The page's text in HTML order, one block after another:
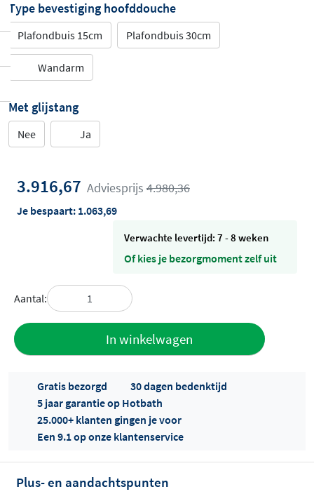
Type bevestiging hoofddouche
Plafondbuis 15cm Plafondbuis 30cm
Wandarm
Met glijstang
Nee Ja
3.916,67 Adviesprijs 4.980,36
Je bespaart: 1.063,69
Verwachte levertijd: 7 - 8 weken
Of kies je bezorgmoment zelf uit
Aantal:
In winkelwagen
Offertes
Gratis bezorgd
30 dagen bedenktijd
5 jaar garantie op Hotbath
25.000+ klanten gingen je voor
Een 9.1 op onze klantenservice
Plus- en aandachtspunten